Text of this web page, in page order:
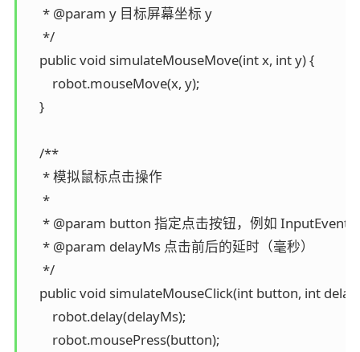
     * @param y 目标屏幕坐标 y
     */
    public void simulateMouseMove(int x, int y) {
        robot.mouseMove(x, y);
    }
    /**
     * 模拟鼠标点击操作
     *
* @param button 指定点击按钮，例如
     * @param delayMs 点击前后的延时（毫秒）
     */
public void simulateMouseClick(int button, int
        robot.delay(delayMs);
        robot.mousePress(button);